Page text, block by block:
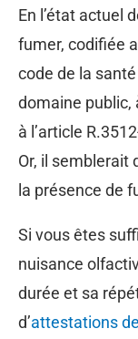
En l’état actuel
fumer, codifiée
code de la
domaine public,
à l’article
Or, il semblerait
la présence de
Si vous êtes
nuisance
durée et sa
d’attestations